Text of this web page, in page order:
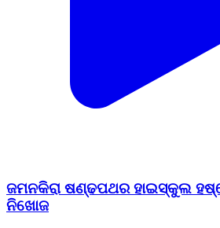
ଜମନକିରା ଷଣ୍ଢପଥର ହାଇସ୍କୁଲ
ନିଖୋଜ